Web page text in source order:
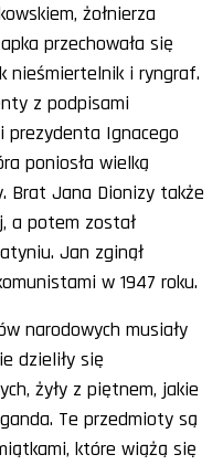
żołnierza
przechowała się
nieśmiertelnik i ryngraf.
z podpisami
prezydenta Ignacego
poniosła wielką
Brat Jana Dionizy także
a potem został
Jan zginął
w 1947 roku.
narodowych musiały
dzieliły się
żyły z piętnem, jakie
Te przedmioty są
które wiążą się